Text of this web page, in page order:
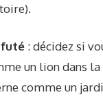
futé : décidez si
un lion dans la
comme un